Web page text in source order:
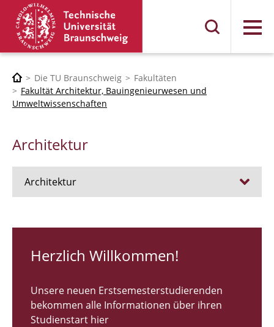
Menü
Die TU Braunschweig
Fakultäten
Fakultät Architektur, Bauingenieurwesen und
Umweltwissenschaften
Architektur
Architektur
RUNDGANG 26
Bachelor Architektur
Herzlich Willkommen!
Unsere neuen Erstsemesterstudierenden
bekommen alle Informationen über ihren
Studienstart hier